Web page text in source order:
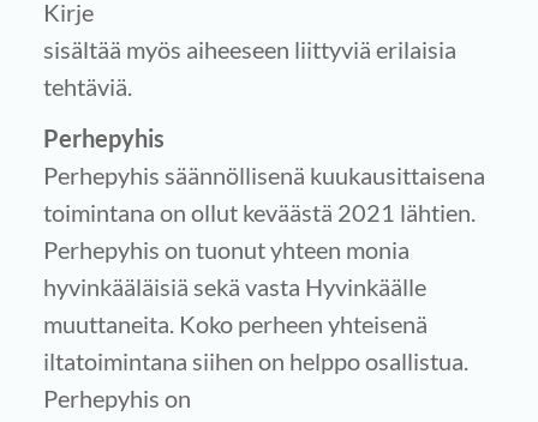
Kirje
sisältää myös aiheeseen liittyviä erilaisia
tehtäviä.
Perhepyhis
Perhepyhis säännöllisenä kuukausittaisena
toimintana on ollut keväästä 2021 lähtien.
Perhepyhis on tuonut yhteen monia
hyvinkääläisiä sekä vasta Hyvinkäälle
muuttaneita. Koko perheen yhteisenä
iltatoimintana siihen on helppo osallistua.
Perhepyhis on